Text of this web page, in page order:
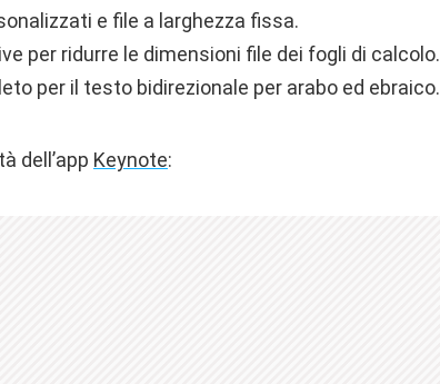
e file a larghezza fissa.
per ridurre le dimensioni file dei fogli di calcolo.
per il testo bidirezionale per arabo ed ebraico.
dell’app Keynote: